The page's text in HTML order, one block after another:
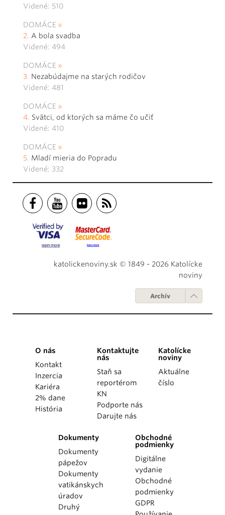
Videné: 510
DOMÁCE
A bola svadba
Videné: 494
DOMÁCE
Nezabúdajme na starých rodičov
Videné: 481
DOMÁCE
Svätci, od ktorých sa máme čo učiť
Videné: 410
DOMÁCE
Mladí mieria do Popradu
Videné: 332
katolickenoviny.sk © 1849 - 2026 Katolícke
noviny
Archív
O nás
Kontakt
Inzercia
Kariéra
2% dane
História
Kontaktujte
nás
Staň sa
reportérom
KN
Podporte nás
Darujte nás
Katolícke
noviny
Aktuálne
číslo
Dokumenty
Dokumenty
pápežov
Dokumenty
vatikánskych
úradov
Druhý
Obchodné
podmienky
Digitálne
vydanie
Obchodné
podmienky
GDPR